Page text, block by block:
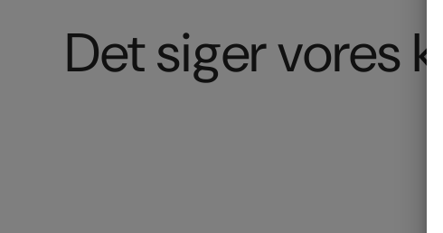
Det siger vores